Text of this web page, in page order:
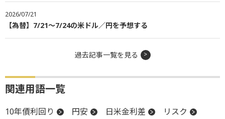
2026/07/21
【為替】7/21～7/24の米ドル／円を予想する
過去記事一覧を見る
関連用語一覧
10年債利回り 円安 日米金利差
リスク